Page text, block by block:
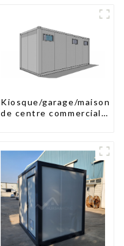
Kiosque/garage/maison
de centre commercial